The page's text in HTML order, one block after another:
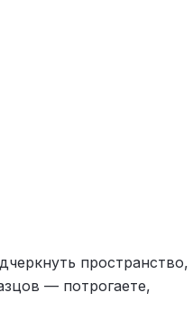
пространство,
— потрогаете,